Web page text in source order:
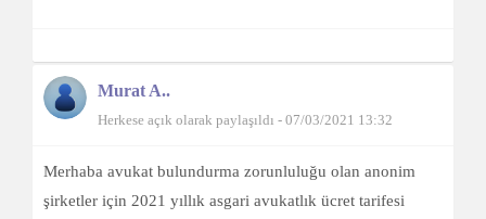
Murat A..
Herkese açık olarak paylaşıldı - 07/03/2021 13:32
Merhaba avukat bulundurma zorunluluğu olan anonim
şirketler için 2021 yıllık asgari avukatlık ücret tarifesi